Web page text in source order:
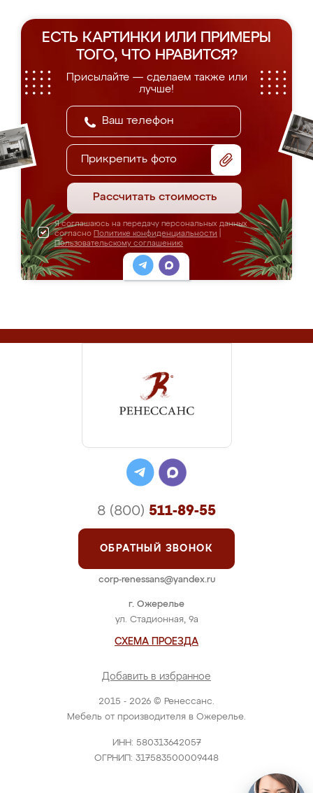
ЕСТЬ КАРТИНКИ ИЛИ ПРИМЕРЫ
ТОГО, ЧТО НРАВИТСЯ?
Присылайте — сделаем также или
лучше!
Прикрепить фото
Рассчитать стоимость
Я соглашаюсь на передачу персональных данных
согласно Политике конфиденциальности
Пользовательскому соглашению
2015 - 2026 © Ренессанс.
Мебель от производителя в Ожерелье.
ИНН: 580313642057
ОГРНИП: 317583500009448
г. Ожерелье
ул. Стадионная, 9а
СХЕМА ПРОЕЗДА
Добавить в избранное
8 (800) 511-89-55
ОБРАТНЫЙ ЗВОНОК
corp-renessans@yandex.ru